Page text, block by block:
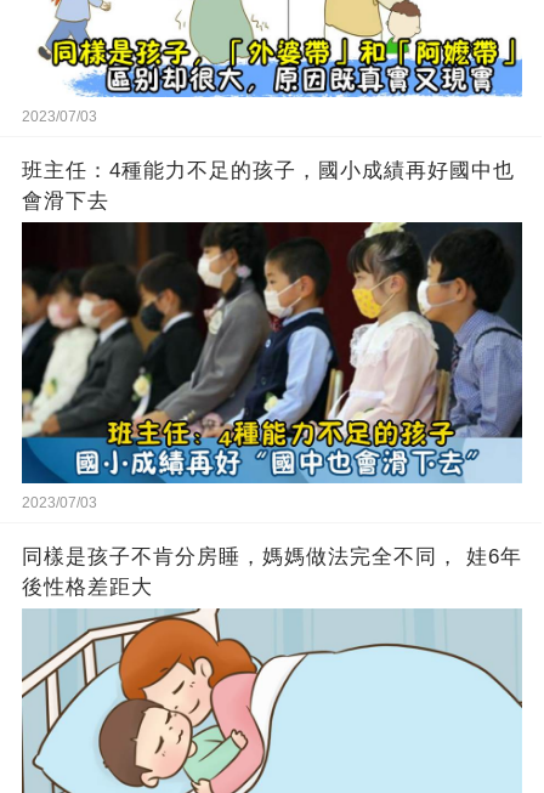
2023/07/03
班主任：4種能力不足的孩子，國小成績再好國中也
會滑下去
2023/07/03
同樣是孩子不肯分房睡，媽媽做法完全不同， 娃6年
後性格差距大